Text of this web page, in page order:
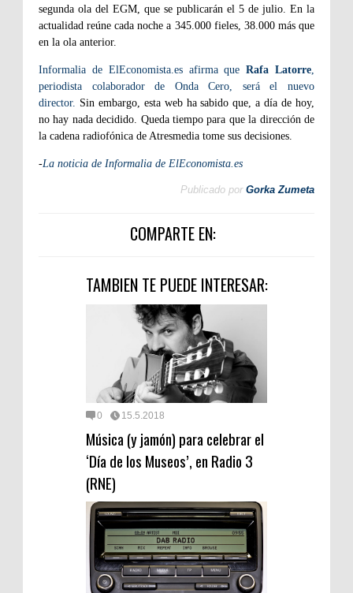
segunda ola del EGM, que se publicarán el 5 de julio. En la
actualidad reúne cada noche a 345.000 fieles, 38.000 más que
en la ola anterior.
Informalia de ElEconomista.es afirma que Rafa Latorre,
periodista colaborador de Onda Cero, será el nuevo
director. Sin embargo, esta web ha sabido que, a día de hoy,
no hay nada decidido. Queda tiempo para que la dirección de
la cadena radiofónica de Atresmedia tome sus decisiones.
-La noticia de Informalia de ElEconomista.es
Publicado por Gorka Zumeta
COMPARTE EN:
TAMBIEN TE PUEDE INTERESAR:
0 15.5.2018
Música (y jamón) para celebrar el
‘Día de los Museos’, en Radio 3
(RNE)